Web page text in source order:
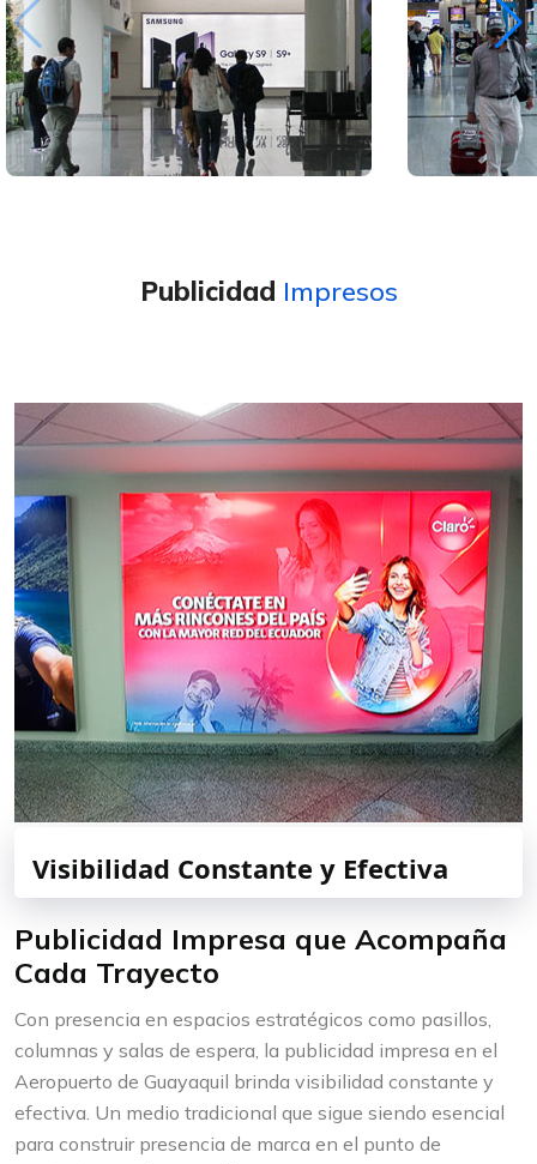
Publicidad Impresos
Visibilidad Constante y Efectiva
Publicidad Impresa que Acompaña
Cada Trayecto
Con presencia en espacios estratégicos como pasillos,
columnas y salas de espera, la publicidad impresa en el
Aeropuerto de Guayaquil brinda visibilidad constante y
efectiva. Un medio tradicional que sigue siendo esencial
para construir presencia de marca en el punto de